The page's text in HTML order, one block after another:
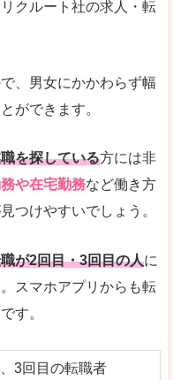
の転職をお考えの方は、こ
おいては、ほかにない専門
、逆に探しやすいといった一
を見てみる
クルート社の求人・転
、男女にかかわらず幅
ができます。
を探している方には非
や在宅勤務など働き方
つけやすいでしょう。
が2回目・3回目の人に
スマホアプリからも転
す。
、3回目の転職者